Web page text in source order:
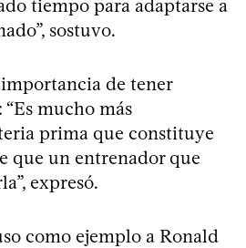
tiempo para adaptarse a
sostuvo.
de tener
mucho más
prima que constituye
que un entrenador que
expresó.
como ejemplo a Ronald